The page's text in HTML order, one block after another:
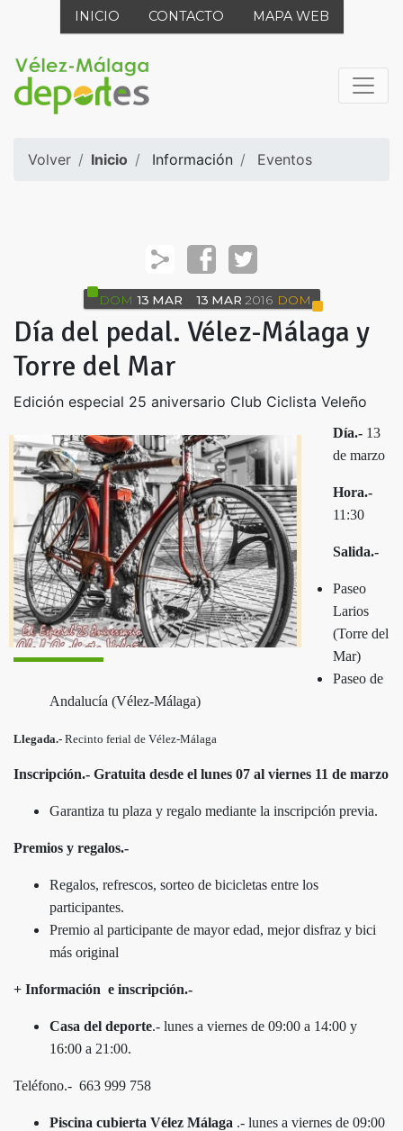
INICIO CONTACTO MAPA WEB
Volver Inicio Información Eventos
DOM 13 MAR 13 MAR 2016 DOM
Día del pedal. Vélez-Málaga y
Torre del Mar
Edición especial 25 aniversario Club Ciclista Veleño
Día.- 13
de marzo
Hora.-
11:30
Salida.-
Paseo
Larios
(Torre del
Mar)
Paseo de
Andalucía (Vélez-Málaga)
Llegada.- Recinto ferial de Vélez-Málaga
Inscripción.- Gratuita desde el lunes 07 al viernes 11 de marzo
Garantiza tu plaza y regalo mediante la inscripción previa.
Premios y regalos.-
Regalos, refrescos, sorteo de bicicletas entre los
participantes.
Premio al participante de mayor edad, mejor disfraz y bici
más original
+ Información e inscripción.-
Casa del deporte.- lunes a viernes de 09:00 a 14:00 y
16:00 a 21:00.
Teléfono.- 663 999 758
Piscina cubierta Vélez Málaga .- lunes a viernes de 09:00